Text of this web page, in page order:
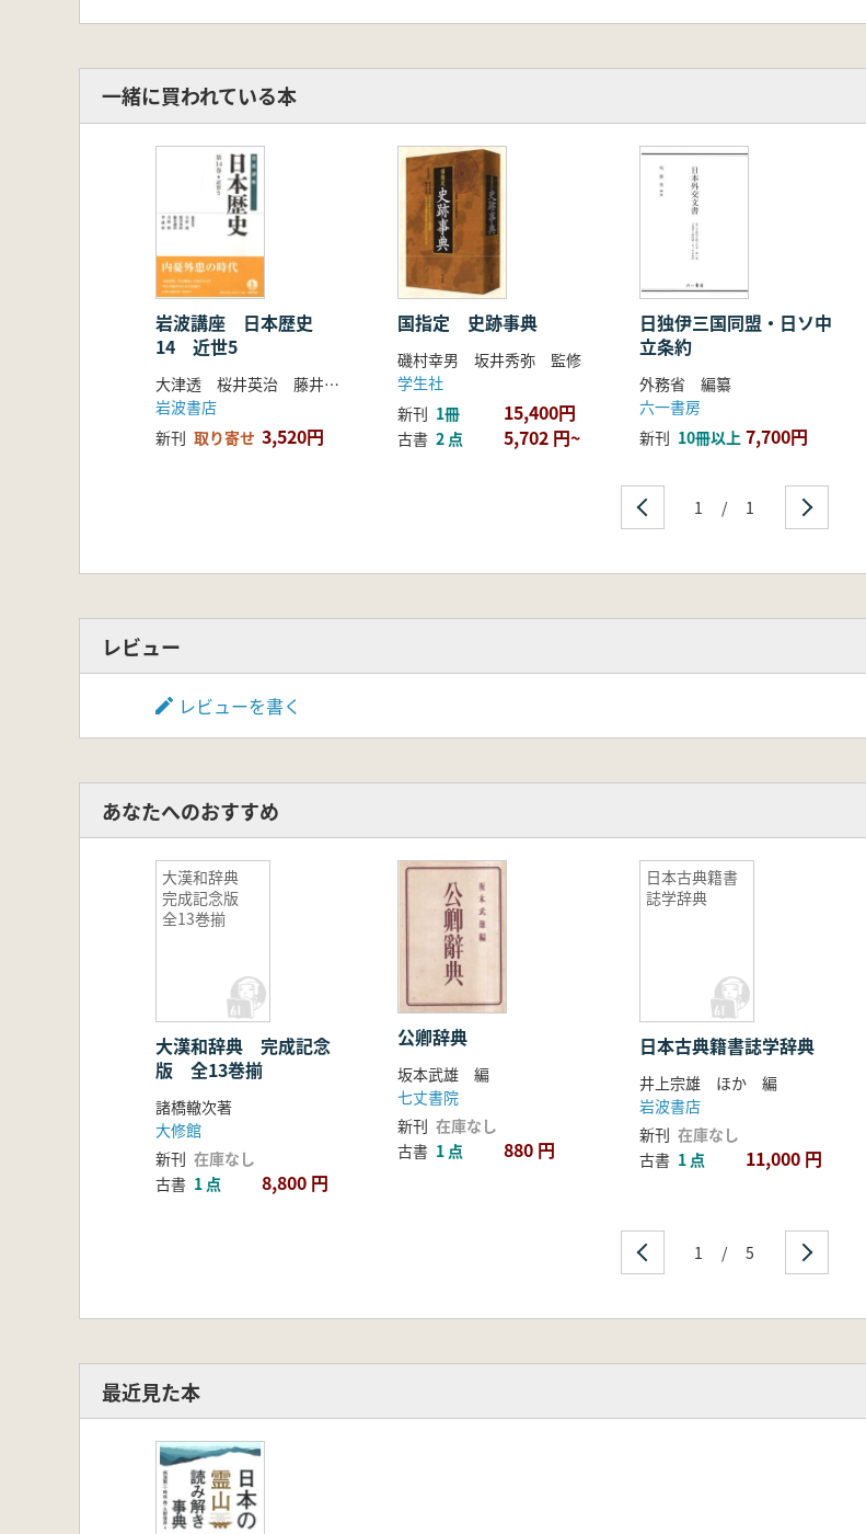
一緒に買われている本
岩波講座 日本歴史
14 近世5
大津透 桜井英治 藤井譲治 他編
岩波書店
新刊 取り寄せ 3,520円
国指定 史跡事典
磯村幸男 坂井秀弥 監修
学生社
新刊 1冊 15,400円
古書 2 点 5,702 円~
日独伊三国同盟・日ソ中
立条約
外務省 編纂
六一書房
新刊 10冊以上 7,700円
1 / 1
レビュー
レビューを書く
あなたへのおすすめ
大漢和辞典
完成記念版
全13巻揃
大漢和辞典 完成記念
版 全13巻揃
諸橋轍次著
大修館
新刊 在庫なし
古書 1 点 8,800 円
公卿辞典
坂本武雄 編
七丈書院
新刊 在庫なし
古書 1 点 880 円
日本古典籍書
誌学辞典
日本古典籍書誌学辞典
井上宗雄 ほか 編
岩波書店
新刊 在庫なし
古書 1 点 11,000 円
1 / 5
最近見た本